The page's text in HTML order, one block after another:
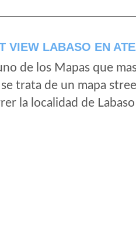
VIEW LABASO EN
de los Mapas que
trata de un mapa
la localidad de